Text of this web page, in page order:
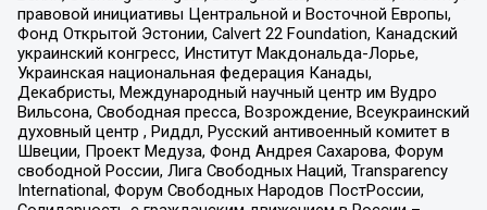
правовой инициативы Центральной и Восточной Европы,
Фонд Открытой Эстонии, Calvert 22 Foundation, Канадский
украинский конгресс, Институт Макдональда-Лорье,
Украинская национальная федерация Канады,
Декабристы, Международный научный центр им Вудро
Вильсона, Свободная пресса, Возрождение, Всеукраинский
духовный центр , Риддл, Русский антивоенный комитет в
Швеции, Проект Медуза, Фонд Андрея Сахарова, Форум
свободной России, Лига Свободных Наций, Transparеncy
International, Форум Свободных Народов ПостРоссии,